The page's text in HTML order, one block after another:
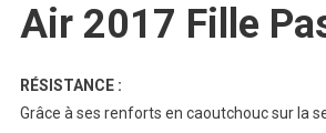
Air 2017 Fille
RÉSISTANCE :
Grâce à ses renforts en caoutchouc sur la